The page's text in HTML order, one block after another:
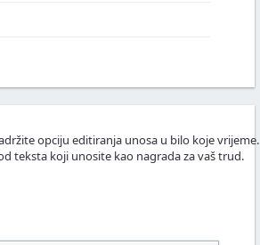
opciju editiranja unosa u bilo koje vrijeme.
teksta koji unosite kao nagrada za vaš trud.